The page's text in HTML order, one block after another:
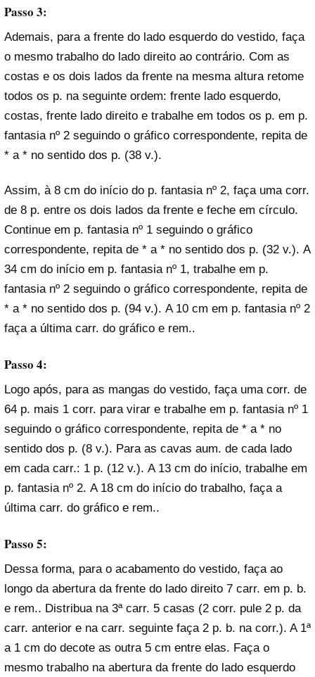
Passo 3:
Ademais, para a frente do lado esquerdo do vestido, faça
o mesmo trabalho do lado direito ao contrário. Com as
costas e os dois lados da frente na mesma altura retome
todos os p. na seguinte ordem: frente lado esquerdo,
costas, frente lado direito e trabalhe em todos os p. em p.
fantasia nº 2 seguindo o gráfico correspondente, repita de
* a * no sentido dos p. (38 v.).
Assim, à 8 cm do início do p. fantasia nº 2, faça uma corr.
de 8 p. entre os dois lados da frente e feche em círculo.
Continue em p. fantasia nº 1 seguindo o gráfico
correspondente, repita de * a * no sentido dos p. (32 v.). A
34 cm do início em p. fantasia nº 1, trabalhe em p.
fantasia nº 2 seguindo o gráfico correspondente, repita de
* a * no sentido dos p. (94 v.). A 10 cm em p. fantasia nº 2
faça a última carr. do gráfico e rem..
Passo 4:
Logo após, para as mangas do vestido, faça uma corr. de
64 p. mais 1 corr. para virar e trabalhe em p. fantasia nº 1
seguindo o gráfico correspondente, repita de * a * no
sentido dos p. (8 v.). Para as cavas aum. de cada lado
em cada carr.: 1 p. (12 v.). A 13 cm do início, trabalhe em
p. fantasia nº 2. A 18 cm do início do trabalho, faça a
última carr. do gráfico e rem..
Passo 5:
Dessa forma, para o acabamento do vestido, faça ao
longo da abertura da frente do lado direito 7 carr. em p. b.
e rem.. Distribua na 3ª carr. 5 casas (2 corr. pule 2 p. da
carr. anterior e na carr. seguinte faça 2 p. b. na corr.). A 1ª
a 1 cm do decote as outra 5 cm entre elas. Faça o
mesmo trabalho na abertura da frente do lado esquerdo